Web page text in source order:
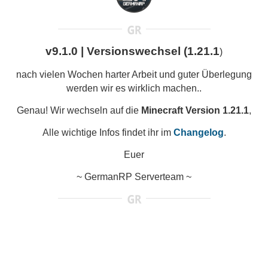
v9.1.0 | Versionswechsel (1.21.1)
nach vielen Wochen harter Arbeit und guter Überlegung
werden wir es wirklich machen..
Genau! Wir wechseln auf die Minecraft Version 1.21.1,
Alle wichtige Infos findet ihr im Changelog.
Euer
~ GermanRP Serverteam ~